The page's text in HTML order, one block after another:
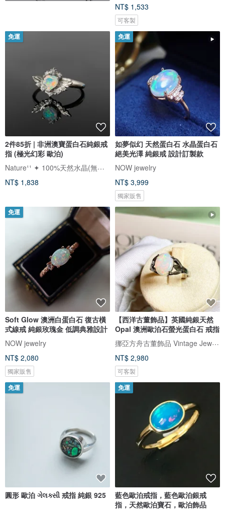
NT$ 1,533
可客製
免運
2件85折 | 非洲澳寶蛋白石純銀戒
指 (極光幻彩 歐泊)
Nature¹¹ ✦ 100%天然水晶(無加工)
NT$ 1,838
免運
如夢似幻 天然蛋白石 水晶蛋白石
絕美光澤 純銀戒 設計訂製款
NOW jewelry
NT$ 3,999
獨家販售
免運
Soft Glow 澳洲白蛋白石 復古橫
式線戒 純銀玫瑰金 低調典雅設計
NOW jewelry
NT$ 2,080
獨家販售
【西洋古董飾品】英國純銀天然
Opal 澳洲歐泊石螢光蛋白石 戒指
挪亞方舟古董飾品 Vintage Jewelry
NT$ 2,980
可客製
免運
圓形 歐泊 ગેલક્સી 戒指 純銀 925
免運
藍色歐泊戒指，藍色歐泊銀戒
指，天然歐泊寶石，歐泊飾品